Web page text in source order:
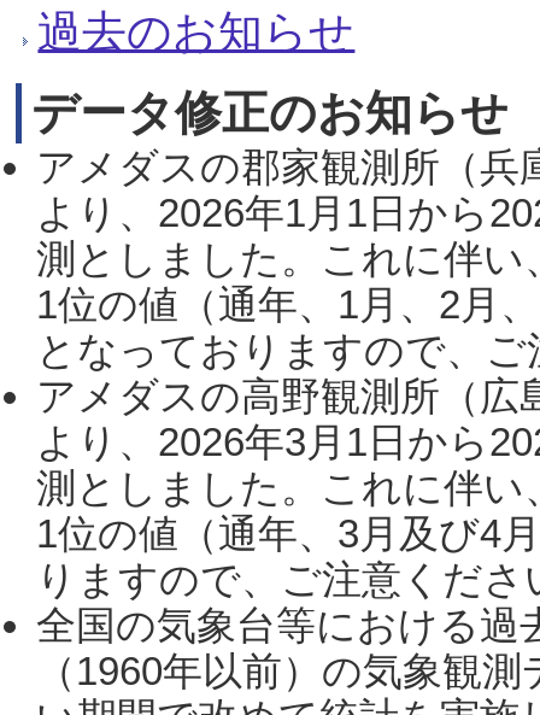
過去のお知らせ
データ修正のお知らせ
アメダスの郡家観測所（
より、2026年1月1日から
測としました。これに伴い
1位の値（通年、1月、2月
となっておりますので、
アメダスの高野観測所（
より、2026年3月1日から
測としました。これに伴い
1位の値（通年、3月及び4
りますので、ご注意くだ
全国の気象台等における過
（1960年以前）の気象観